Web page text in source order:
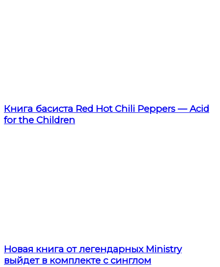
Книга басиста Red Hot Chili Peppers — Acid
for the Children
Новая книга от легендарных Ministry
выйдет в комплекте с синглом